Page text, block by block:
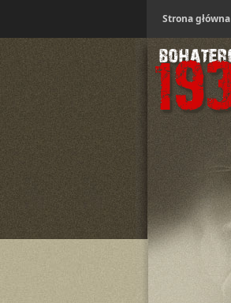
Strona główna